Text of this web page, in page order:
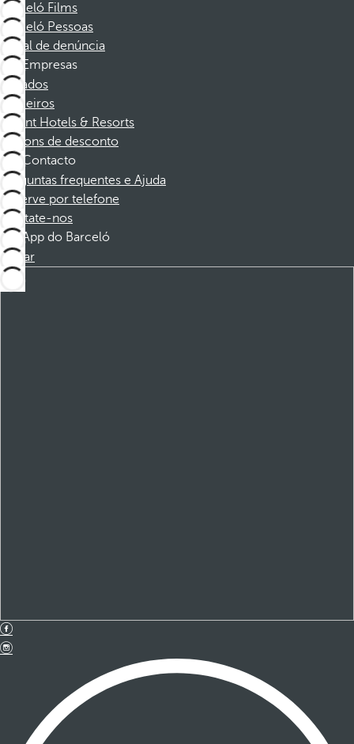
Barceló Films
Barceló Pessoas
Canal de denúncia
Empresas
Afiliados
Parceiros
Dorint Hotels & Resorts
Cupons de desconto
Contacto
Perguntas frequentes e Ajuda
Reserve por telefone
Contate-nos
App do Barceló
Baixar